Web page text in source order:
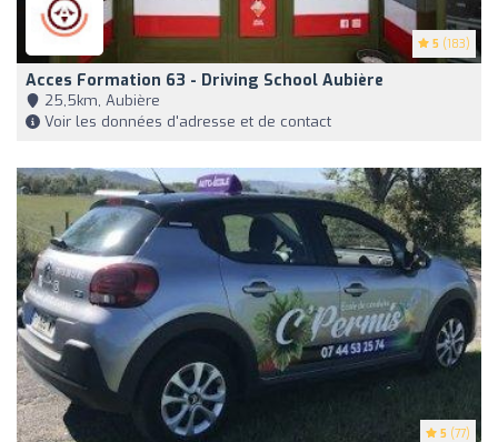
5 (183)
Acces Formation 63 - Driving School Aubière
25,5km, Aubière
Voir les données d'adresse et de contact
5 (77)